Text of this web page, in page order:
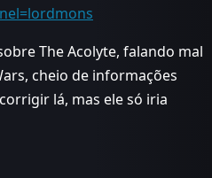
The Acolyte, falando mal
cheio de informações
lá, mas ele só iria